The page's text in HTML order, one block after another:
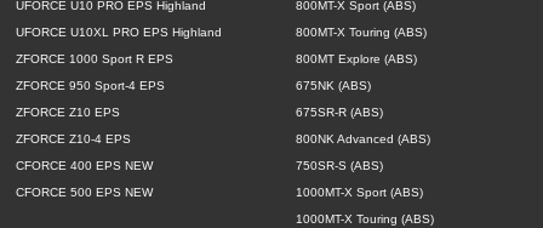
UFORCE U10 PRO EPS Highland
UFORCE U10XL PRO EPS Highland
ZFORCE 1000 Sport R EPS
ZFORCE 950 Sport-4 EPS
ZFORCE Z10 EPS
ZFORCE Z10-4 EPS
CFORCE 400 EPS NEW
CFORCE 500 EPS NEW
800MT-X Sport (ABS)
800MT-X Touring (ABS)
800MT Explore (ABS)
675NK (ABS)
675SR-R (ABS)
800NK Advanced (ABS)
750SR-S (ABS)
1000MT-X Sport (ABS)
1000MT-X Touring (ABS)